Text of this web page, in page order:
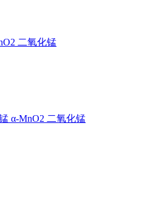
二氧化锰
α-MnO2 二氧化锰